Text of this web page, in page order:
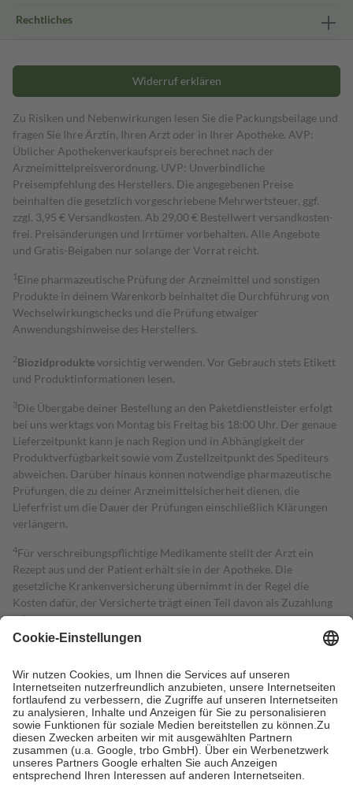
Rechtliches
Widerruf erklären
Zu Risiken und Nebenwirkungen lesen Sie die Packungsbeilage und
fragen Sie Ihre Ärztin, Ihren Arzt oder in Ihrer Apotheke. AVP:
Üblicher Apothekenverkaufspreis berechnet nach der
Arzneimittelpreisverordnung. UVP: Unverbindliche
Preisempfehlung des Herstellers. Die angegebenen Preise
beinhalten die gesetzlich vorgeschriebene Mehrwertsteuer, ggf.
zzgl. 3,95 € Versandkosten. Ab 29,00 € Bestell­wert versand­kosten­
frei. Preisänderungen und Irrtümer vorbehalten. Alle Angebote
und Gratis-Beigaben nur solange der Vorrat reicht.
1 Eine pharmazeutische Prüfung der Arzneimittel und sonstigen
Produkte in deinem Warenkorb beinhaltet die Durchführung von
Wechselwirkungschecks und die Prüfung etwaiger
Anwendungshinweise des Herstellers.
2Biozidproduktevorsichtig verwenden. Vor Gebrauch stets Etikett
und Produktinformationen lesen.
3Die Übergabe deiner Bestellung an den Paketdienstleister erfolgt
bei uns werktags von Montag bis Freitag bis 18:00 Uhr. Der genaue
Lieferzeitpunkt kann je nach Region und in Abhängigkeit der
Produktverfügbarkeit sowie vom Zustellzeitpunkt des Spediteurs
abweichen. Darüber hinaus können notwendige pharmazeutische
Prüfungen, die zu deiner Arzneimittelsicherheit dienen, die
Lieferfrist um die Dauer der Prüfungen einschließlich Klärungen
verlängern.
4Für verschreibungspflichtige Medikamente stellt der Arzt ein
Rezept aus und der Patient erhält sie in der Apotheke. Die
gesetzliche Krankenversicherung übernimmt in der Regel die
Kosten dafür, der Versicherte trägt einen Teil davon als Zuzahlung
mit.
Grundsätzlich leisten Mitglieder Zuzahlungen in Höhe von zehn
höchstens zehn Euro.
Es sind jedoch nie mehr als die tatsächlichen
Kosten der Leistung zu entrichten.
Diese Regeln gelten grundsätzlich auch für Online-Apotheken.
Bei Heilmitteln und häuslicher Krankenpflege beträgt die
Zuzahlung zehn Prozent der Kosten sowie zehn Euro je
Verordnung.
Um das Engagement der Versicherten für ihre eigene Gesundheit zu
stärken und die besondere Stellung der Familie zu unterstützen,